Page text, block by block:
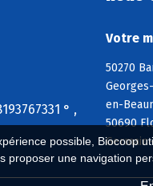
possible, Biocoop
proposer une navigation
° ,
Votre
50270
en-
50690